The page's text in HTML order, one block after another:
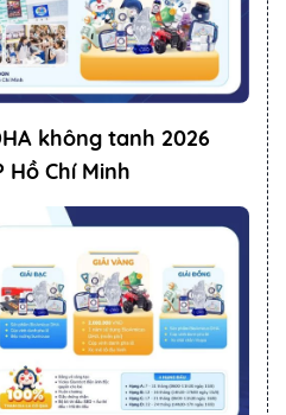
không tanh 2026
Chí Minh